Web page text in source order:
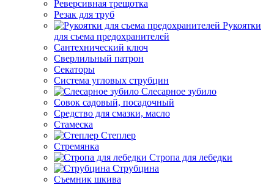
Реверсивная трещотка
Резак для труб
Рукоятки
для съема предохранителей
Сантехнический ключ
Сверлильный патрон
Секаторы
Система угловых струбцин
Слесарное зубило
Совок садовый, посадочный
Средство для смазки, масло
Стамеска
Степлер
Стремянка
Стропа для лебедки
Струбцина
Съемник шкива